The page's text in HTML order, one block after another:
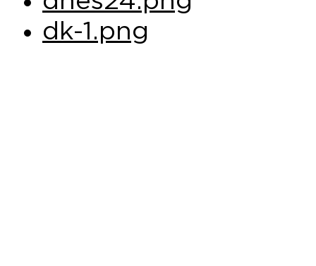
dk-1.png